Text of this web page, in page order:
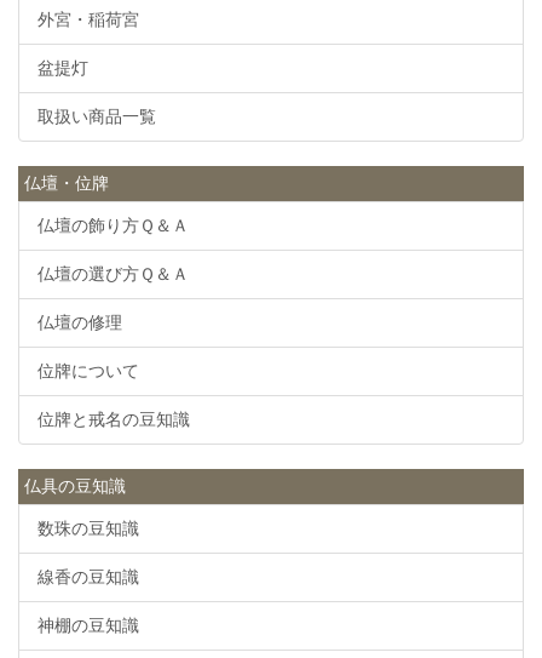
外宮・稲荷宮
盆提灯
取扱い商品一覧
仏壇・位牌
仏壇の飾り方Ｑ＆Ａ
仏壇の選び方Ｑ＆Ａ
仏壇の修理
位牌について
位牌と戒名の豆知識
仏具の豆知識
数珠の豆知識
線香の豆知識
神棚の豆知識